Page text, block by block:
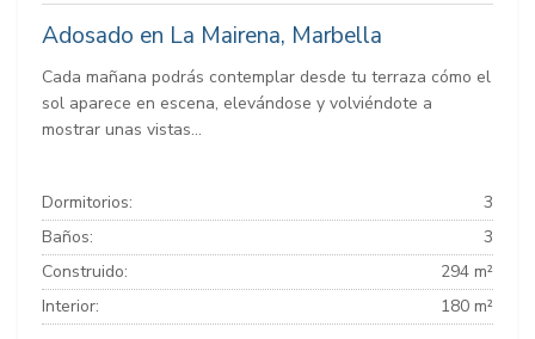
Adosado en La Mairena, Marbella
Cada mañana podrás contemplar desde tu terraza cómo el
sol aparece en escena, elevándose y volviéndote a
mostrar unas vistas...
Dormitorios:
3
Baños:
3
Construido:
294 m²
Interior:
180 m²